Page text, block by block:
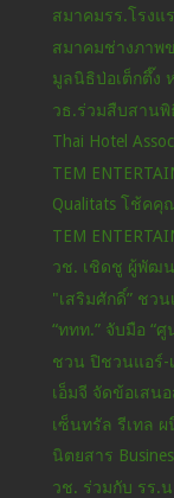
สมาคมรร.โรงแ
สมาคมช่างภาพ
มูลนิธิป่อเต็กตึ๊ง
วธ.ร่วมสืบสาน
Thai Hotel
TEM
Qualitats โช้ค
TEM
วช. เชิดชู ผู้พัฒน
"เสริมศักดิ์” ชว
“ททท.” จับมือ “
ชวน ปิชวนแอร์-
เอ็มจี จัดข้อเสน
เซ็นทรัล รีเทล
นิตยสาร
วช. ร่วมกับ รร.